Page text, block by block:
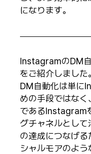
になります。
InstagramのDM
をご紹介しました。
DM自動化は単に
めの手段ではな
であるInstagram
グチャネルとし
の達成につなげ
シャルモアのよ